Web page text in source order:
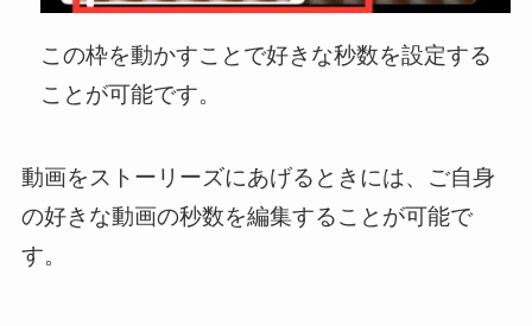
この枠を動かすことで好きな秒数を設定する
ことが可能です。
動画をストーリーズにあげるときには、ご自身
の好きな動画の秒数を編集することが可能で
す。